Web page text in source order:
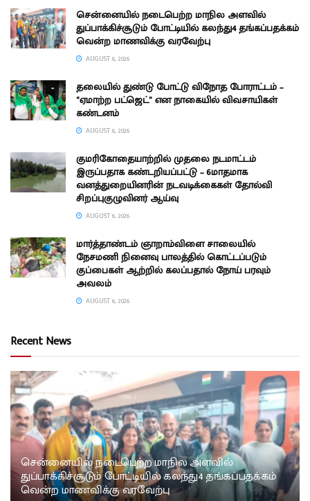
சென்னையில் நடைபெற்ற மாநில அளவில்
துப்பாக்கிச்சூடும் போட்டியில் கலந்து4 தங்கப்பதக்கம்
வென்ற மாணவிக்கு வரவேற்பு
AUGUST 6, 2026
தலையில் துண்டு போட்டு விநோத போராட்டம் –
“ஏமாற்ற பட்ஜெட்” என நாகையில் விவசாயிகள்
கண்டனம்
AUGUST 6, 2026
குமரிகோதையாற்றில் முதலை நடமாட்டம்
இருப்பதாக கண்டறியப்பட்டு – 6மாதமாக
வனத்துறையினரின் நடவடிக்கைகள் தோல்வி
சிறப்புகுழுவினர் ஆய்வு
AUGUST 6, 2026
மார்த்தாண்டம் ஞாறாம்விளை சாலையில்
நேசமணி நினைவு பாலத்தில் கொட்டப்படும்
குப்பைகள் ஆற்றில் கலப்பதால் நோய் பரவும்
அவலம்
AUGUST 6, 2026
Recent News
சென்னையில் நடைபெற்ற மாநில அளவில்
துப்பாக்கிச்சூடும் போட்டியில் கலந்து4 தங்கப்பதக்கம்
வென்ற மாணவிக்கு வரவேற்பு